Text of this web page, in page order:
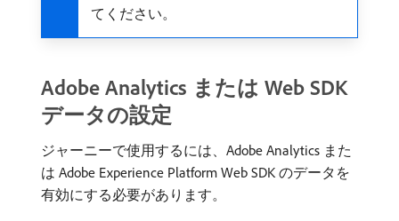
てください。
Adobe Analytics または Web SDK
データの設定
ジャーニーで使用するには、Adobe Analytics また
は Adobe Experience Platform Web SDK のデータを
有効にする必要があります。